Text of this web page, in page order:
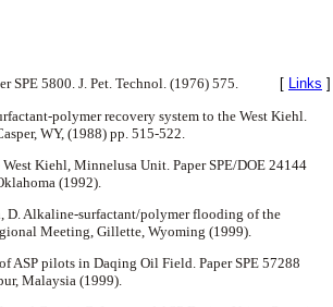
SPE 5800. J. Pet. Technol. (1976) 575. [ Links ]
polymer recovery system to the West Kiehl.
WY, (1988) pp. 515-522.
Kiehl, Minnelusa Unit. Paper SPE/DOE 24144
(1992).
D. Alkaline-surfactant/polymer flooding of the
Meeting, Gillette, Wyoming (1999).
ASP pilots in Daqing Oil Field. Paper SPE 57288
Malaysia (1999).